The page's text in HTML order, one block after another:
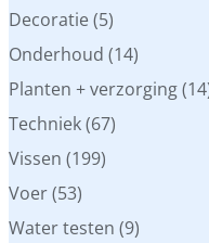
Decoratie (5)
Onderhoud (14)
Planten + verzorging
Techniek(67)
Vissen (199)
Voer(53)
Water testen (9)